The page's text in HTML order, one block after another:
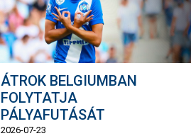
ÁTROK BELGIUMBAN
FOLYTATJA
PÁLYAFUTÁSÁT
2026-07-23